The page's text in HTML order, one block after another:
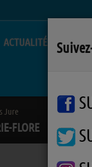
ACTUALITÉS
Jure
FLORE